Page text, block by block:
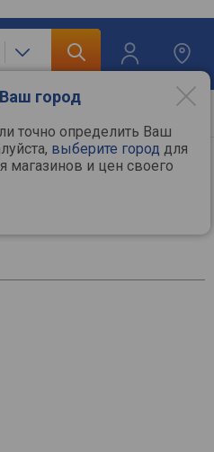
город
точно определить Ваш
выберите город для
магазинов и цен своего
техника/ Комплектующие
RX 7600